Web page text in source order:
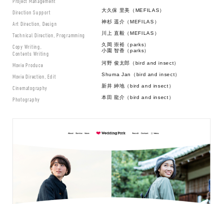
Direction Support 大久保 里美（MEFILAS）
Art Direction, Design 神杉 遥介（MEFILAS）
Technical Direction, Programming 川上 直毅（MEFILAS）
Copy Writing,
Contents Writing
久岡 崇裕（parks）
小園 智香（parks）
Movie Produce 河野 俊太郎（bird and insect）
Movie Direction, Edit Shuma Jan（bird and insect）
Cinematography 新井 紳地（bird and insect）
Photography 本田 龍介（bird and insect）